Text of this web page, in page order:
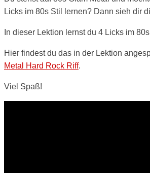
Licks im 80s Stil lernen? Dann sieh dir
In dieser Lektion lernst du 4 Licks im
Hier findest du das in der Lektion
Metal Hard Rock Riff.
Viel Spaß!